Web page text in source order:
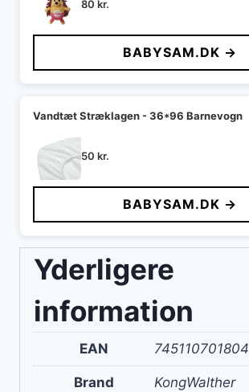
80 kr.
BABYSAM.DK →
Vandtæt Stræklagen - 36*96 Barnevogn
50 kr.
BABYSAM.DK →
Yderligere
information
EAN 745110701804
Brand KongWalther